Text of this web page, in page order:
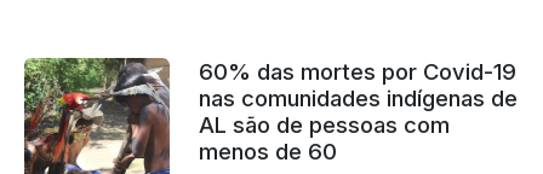
60% das mortes por Covid-19
nas comunidades indígenas de
AL são de pessoas com
menos de 60